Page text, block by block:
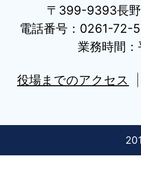
〒399-9393長
電話番号：0261-72-
業務時間
役場までのアクセス